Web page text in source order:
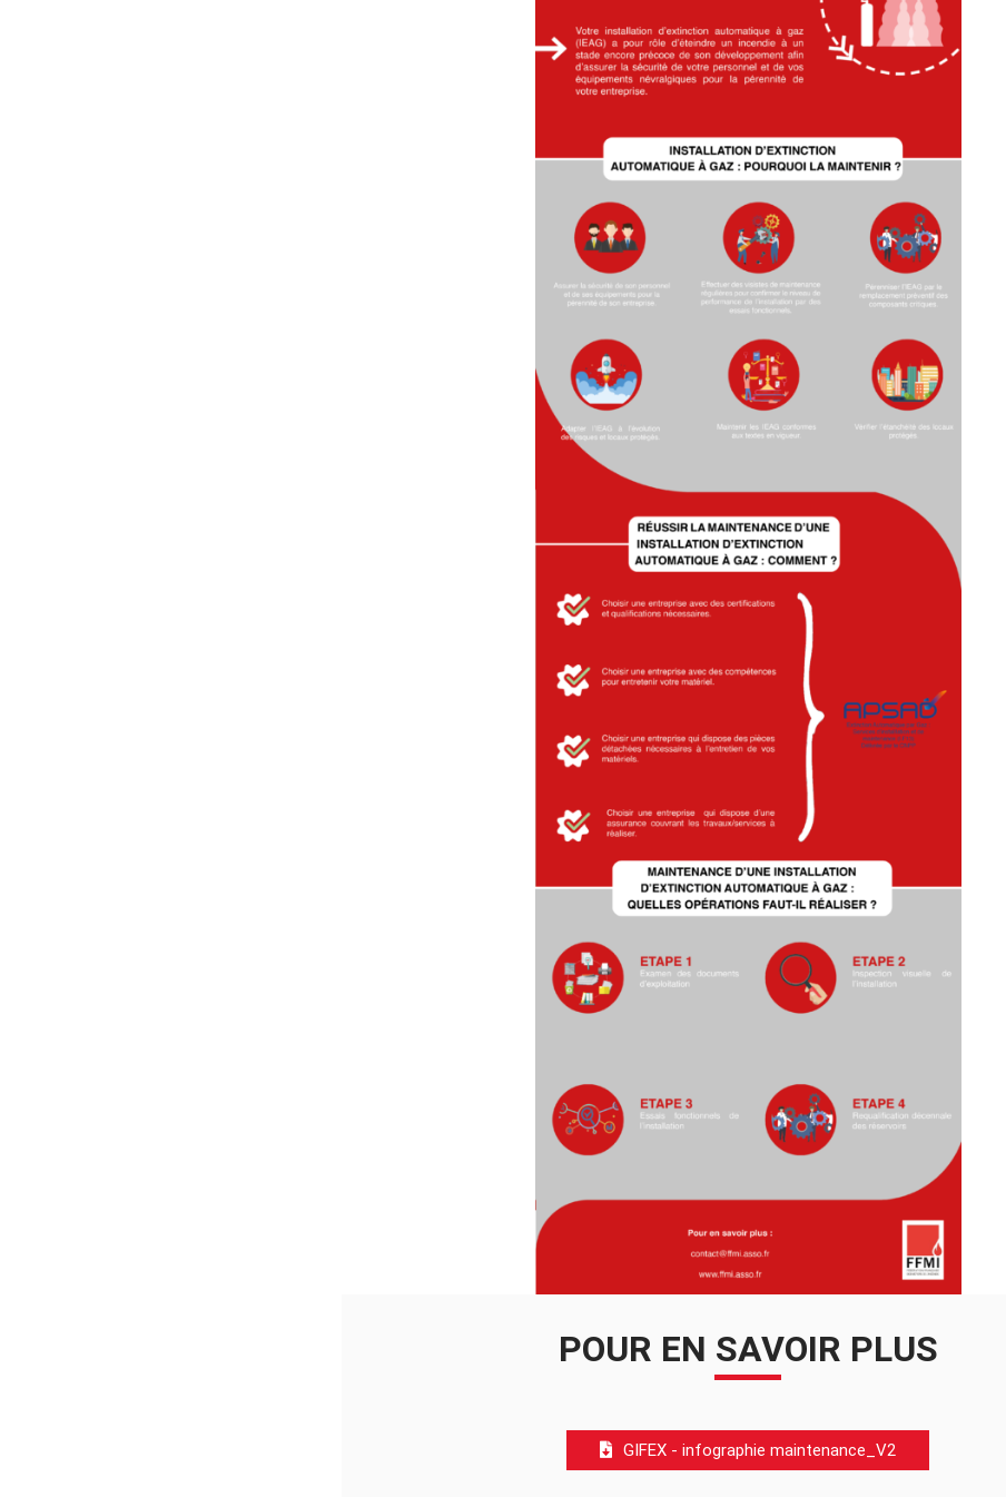
POUR EN SAVOIR PLUS
GIFEX - infographie maintenance_V2